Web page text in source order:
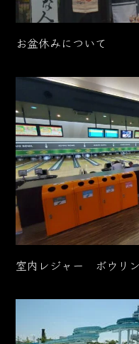
お盆休みについて
室内レジャー ボウリ